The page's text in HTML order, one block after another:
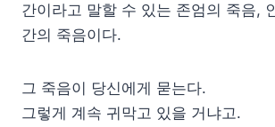
간이라고 말할 수 있는 존엄의 죽음,
간의 죽음이다.
그 죽음이 당신에게 묻는다.
그렇게 계속 귀막고 있을 거냐고.